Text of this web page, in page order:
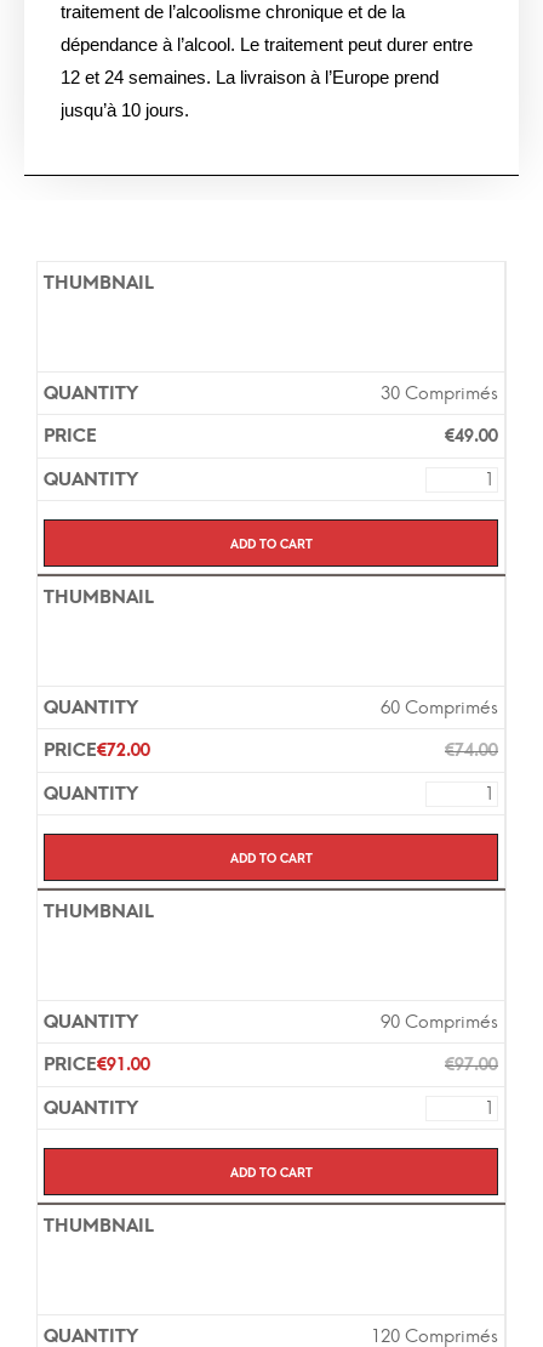
traitement de l’alcoolisme chronique et de la
dépendance à l’alcool. Le traitement peut durer entre
12 et 24 semaines. La livraison à l’Europe prend
jusqu’à 10 jours.
30 Comprimés
€49.00
Add to cart
60 Comprimés
€74.00
€72.00
Add to cart
90 Comprimés
€97.00
€91.00
Add to cart
120 Comprimés